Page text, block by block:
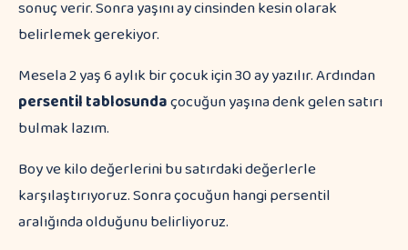
sonuç verir. Sonra yaşını ay cinsinden kesin olarak
belirlemek gerekiyor.
Mesela 2 yaş 6 aylık bir çocuk için 30 ay yazılır. Ardından
persentil tablosundaçocuğun yaşına denk gelen satırı
bulmak lazım.
Boy ve kilo değerlerini bu satırdaki değerlerle
karşılaştırıyoruz. Sonra çocuğun hangi persentil
aralığında olduğunu belirliyoruz.